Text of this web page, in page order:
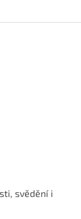
svědění i